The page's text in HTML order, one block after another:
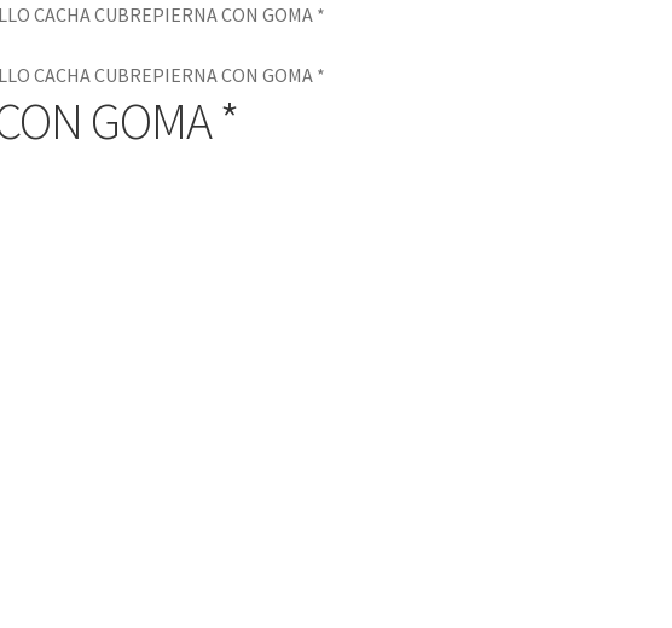
CACHA CUBREPIERNA CON GOMA *
CACHA CUBREPIERNA CON GOMA *
GOMA *